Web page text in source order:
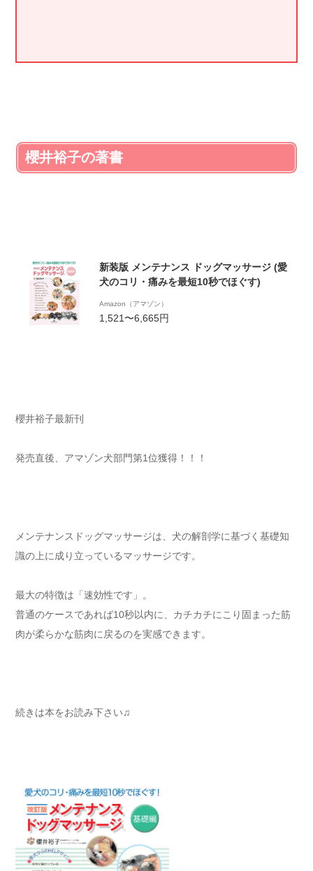
櫻井裕子の著書
新装版 メンテナンス ドッグマッサージ (愛
犬のコリ・痛みを最短10秒でほぐす)
Amazon（アマゾン）
1,521〜6,665円
櫻井裕子最新刊
発売直後、アマゾン犬部門第1位獲得！！！
メンテナンスドッグマッサージは、犬の解剖学に基づく基礎知
識の上に成り立っているマッサージです。
最大の特徴は「速効性です」。
普通のケースであれば10秒以内に、カチカチにこり固まった筋
肉が柔らかな筋肉に戻るのを実感できます。
続きは本をお読み下さい♫